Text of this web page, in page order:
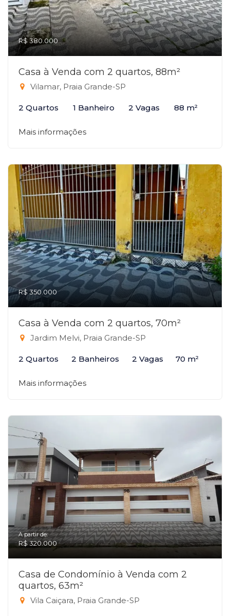
R$ 380.000
Casa à Venda com 2 quartos, 88m²
Vilamar, Praia Grande-SP
2 Quartos 1 Banheiro 2 Vagas 88 m²
Mais informações
R$ 350.000
Casa à Venda com 2 quartos, 70m²
Jardim Melvi, Praia Grande-SP
2 Quartos 2 Banheiros 2 Vagas 70 m²
Mais informações
A partir de:
R$ 320.000
Casa de Condomínio à Venda com 2
quartos, 63m²
Vila Caiçara, Praia Grande-SP